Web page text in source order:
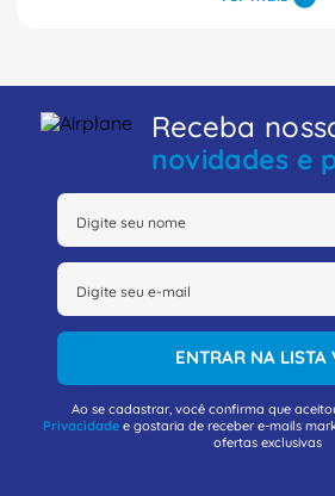
para a sua casa ou para a sua
caixa de passagem desobrepore
caixa de passagem elétrica.
Receba
novidades e
ENTRAR NA LISTA
Ao se cadastrar, você confirma que
Privacidadee gostaria de receber e-mails
ofertas exclusivas